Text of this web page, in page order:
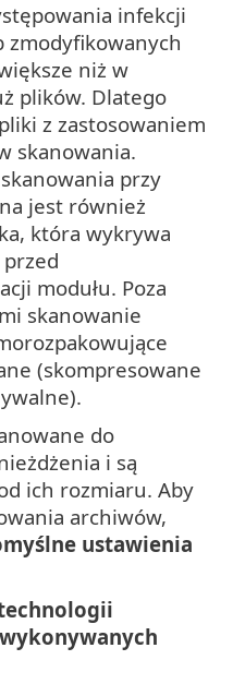
infekcji
niż w
plików. Dlatego
z zastosowaniem
skanowania.
przy
jest również
która wykrywa
modułu. Poza
skanowanie
(skompresowane
do
i są
ich rozmiaru. Aby
archiwów,
ustawienia